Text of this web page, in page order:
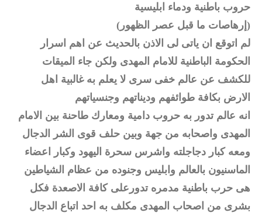
حروب باطنية ودماء ابليسية
(إرهاصات ما قبل عصر الظهور)
لم اتوقع ان ياتى لى الاذن بالحديث عن اهم اسرار
الحكومة الباطنية للامام المهدى ولكن جاء الميقات
للكشف عن عالم خفى سرى لا يعلم به غالبية اهل
الارض بكافة طوائفهم وديناتهم وجنسياتهم
انه عالم تدور به حروب دامية ومعارك طاحنة بين الامام
المهدى واصحابه من جهة وبين حلف قوى الشر الدجال
ومعه كبار دجاجلته واشرس سحرة اليهود وكبار اعضاء
الماسنيون بالعالم وابليس وجنوده من عظام الشياطين
هى حرب باطنية مدمره تدورعلى كافة الاصعدة فكل
بشرى من اصحاب المهدى مكلف به احد اتباع الدجال